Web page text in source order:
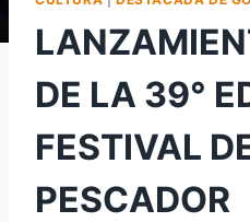
DE LA 39°
FESTIVAL
PESCADOR